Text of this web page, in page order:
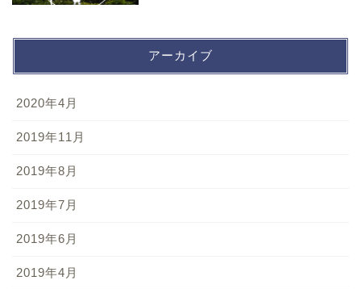
アーカイブ
2020年4月
2019年11月
2019年8月
2019年7月
2019年6月
2019年4月